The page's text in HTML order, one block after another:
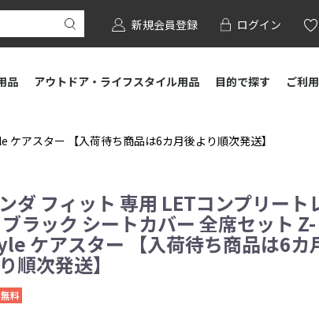
新規会員登録 ログイン
品 アウトドア・ライフスタイル用品 目的で探す ご利
アスター 【入荷待ち商品は6カ月後より順次発送】
ダ フィット 専用 LETコンプリート
ラック シートカバー 全席セット Z-
ケアスター 【入荷待ち商品は6カ
順次発送】
料